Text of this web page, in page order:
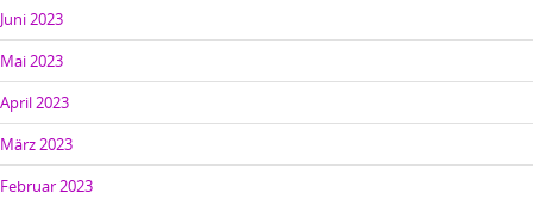
Juni 2023
Mai 2023
April 2023
März 2023
Februar 2023